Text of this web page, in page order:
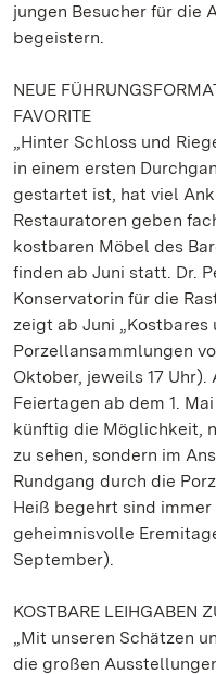
jungen Besucher für die
begeistern.
NEUE
FAVORITE
„Hinter Schloss und
in einem ersten
gestartet ist, hat viel
Restauratoren geben
kostbaren Möbel des
finden ab Juni statt. Dr.
Konservatorin für die
zeigt ab Juni „Kostbares
Porzellansammlungen
Oktober, jeweils 17
Feiertagen ab dem 1.
künftig die Möglichkeit,
zu sehen, sondern im
Rundgang durch die
Heiß begehrt sind
geheimnisvolle
September).
KOSTBARE LEIHGABEN
„Mit unseren Schätzen
die großen